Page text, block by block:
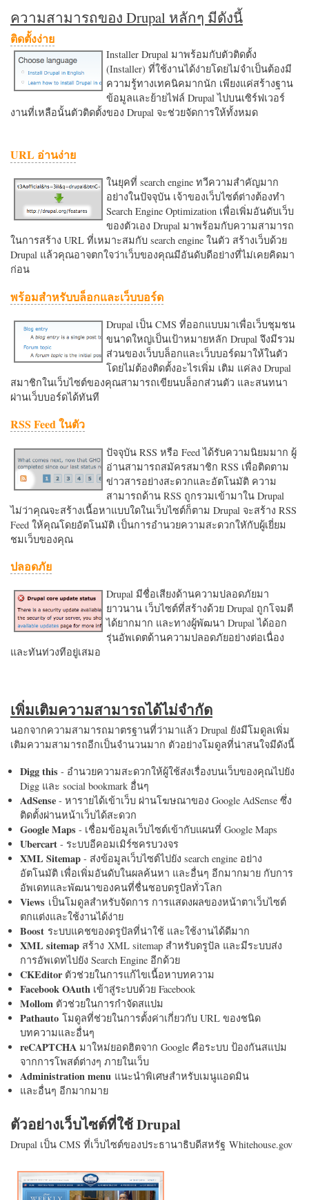
ความสามารถของ Drupal หลักๆ มีดังนี้
ติดตั้งง่าย
Installer Drupal มาพร้อมกับตัวติดตั้ง
(Installer) ที่ใช้งานได้ง่ายโดยไม่จำเป็นต้องมี
ความรู้ทางเทคนิคมากนัก เพียงแค่สร้างฐาน
ข้อมูลและย้ายไฟล์ Drupal ไปบนเซิร์ฟเวอร์
งานที่เหลือนั้นตัวติดตั้งของ Drupal จะช่วยจัดการให้ทั้งหมด
URL อ่านง่าย
ในยุคที่ search engine ทวีความสำคัญมาก
อย่างในปัจจุบัน เจ้าของเว็บไซต์ต่างต้องทำ
Search Engine Optimization เพื่อเพิ่มอันดับเว็บ
ของตัวเอง Drupal มาพร้อมกับความสามารถ
ในการสร้าง URL ที่เหมาะสมกับ search engine ในตัว สร้างเว็บด้วย
Drupal แล้วคุณอาจตกใจว่าเว็บของคุณมีอันดับดีอย่างที่ไม่เคยคิดมา
ก่อน
พร้อมสำหรับบล็อกและเว็บบอร์ด
Drupal เป็น CMS ที่ออกแบบมาเพื่อเว็บชุมชน
ขนาดใหญ่เป็นเป้าหมายหลัก Drupal จึงมีรวม
ส่วนของเว็บบล็อกและเว็บบอร์ดมาให้ในตัว
โดยไม่ต้องติดตั้งอะไรเพิ่ม เติม แค่ลง Drupal
สมาชิกในเว็บไซต์ของคุณสามารถเขียนบล็อกส่วนตัว และสนทนา
ผ่านเว็บบอร์ดได้ทันที
RSS Feed ในตัว
ปัจจุบัน RSS หรือ Feed ได้รับความนิยมมาก ผู้
อ่านสามารถสมัครสมาชิก RSS เพื่อติดตาม
ข่าวสารอย่างสะดวกและอัตโนมัติ ความ
สามารถด้าน RSS ถูกรวมเข้ามาใน Drupal
ไม่ว่าคุณจะสร้างเนื้อหาแบบใดในเว็บไซต์ก็ตาม Drupal จะสร้าง RSS
Feed ให้คุณโดยอัตโนมัติ เป็นการอำนวยความสะดวกใหักับผู้เยี่ยม
ชมเว็บของคุณ
ปลอดภัย
Drupal มีชื่อเสียงด้านความปลอดภัยมา
ยาวนาน เว็บไซต์ที่สร้างด้วย Drupal ถูกโจมตี
ได้ยากมาก และทางผู้พัฒนา Drupal ได้ออก
รุ่นอัพเดตด้านความปลอดภัยอย่างต่อเนื่อง
และทันท่วงทีอยู่เสมอ
เพิ่มเติมความสามารถได้ไม่จำกัด
นอกจากความสามารถมาตรฐานที่ว่ามาแล้ว Drupal ยังมีโมดูลเพิ่ม
เติมความสามารถอีกเป็นจำนวนมาก ตัวอย่างโมดูลที่น่าสนใจมีดังนี้
Digg this - อำนวยความสะดวกให้ผู้ใช้ส่งเรื่องบนเว็บของคุณไปยัง
Digg และ social bookmark อื่นๆ
AdSense - หารายได้เข้าเว็บ ผ่านโฆษณาของ Google AdSense ซึ่ง
ติดตั้งผ่านหน้าเว็บได้สะดวก
Google Maps - เชื่อมข้อมูลเว็บไซต์เข้ากับแผนที่ Google Maps
Ubercart - ระบบอีคอมเมิร์ซครบวงจร
XML Sitemap - ส่งข้อมูลเว็บไซต์ไปยัง search engine อย่าง
อัตโนมัติ เพื่อเพิ่มอันดับในผลค้นหา และอื่นๆ อีกมากมาย กับการ
อัพเดทและพัฒนาของคนที่ชื่นชอบดรูปัลทั่วโลก
Views เป็นโมดูลสำหรับจัดการ การแสดงผลของหน้าตาเว็บไซต์
ตกแต่งและใช้งานได้ง่าย
Boost ระบบแคชของดรูปัลที่น่าใช้ และใช้งานได้ดีมาก
XML sitemap สร้าง XML sitemap สำหรับดรูปัล และมีระบบส่ง
การอัพเดทไปยัง Search Engine อีกด้วย
CKEditorตัวช่วยในการแก้ไขเนื้อหาบทความ
Facebook OAuth เข้าสู่ระบบด้วย Facebook
Mollom ตัวช่วยในการกำจัดสแปม
Pathauto โมดูลที่ช่วยในการตั้งค่าเกี่ยวกับ URL ของชนิด
บทความและอื่นๆ
reCAPTCHA มาใหม่ยอดฮิตจาก Google คือระบบ ป้องกันสแปม
จากการโพสต์ต่างๆ ภายในเว็บ
Administration menu แนะนำพิเศษสำหรับเมนูแอดมิน
และอื่นๆ อีกมากมาย
ตัวอย่างเว็บไซต์ที่ใช้ Drupal
Drupal เป็น CMS ที่เว็บไซต์ของประธานาธิบดีสหรัฐ Whitehouse.gov